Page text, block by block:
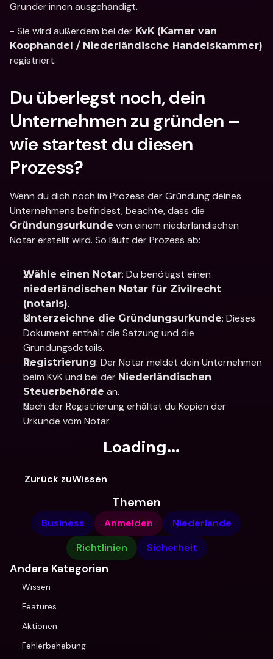
Gründer:innen ausgehändigt.
- Sie wird außerdem bei der KvK (Kamer van
Koophandel / Niederländische Handelskammer)
registriert.
Du überlegst noch, dein
Unternehmen zu gründen –
wie startest du diesen
Prozess?
Wenn du dich noch im Prozess der Gründung deines
Gründungsurkunde von einem niederländischen
Notar erstellt wird. So läuft der Prozess ab:
Wähle einen Notar
niederländischen Notar für Zivilrecht
(notaris).
Unterzeichne die Gründungsurkunde: Dieses
Dokument enthält die Satzung und die
Gründungsdetails.
Registrierung: Der Notar meldet dein Unternehmen
beim KvK und bei der Niederländischen
Steuerbehörde an.
Nach der Registrierung erhältst du Kopien der
Urkunde vom Notar.
Loading...
Zurück zuWissen
Themen
Business Anmelden
Niederlande
Richtlinien
Sicherheit
Andere Kategorien
Wissen
Features
Aktionen
Fehlerbehebung